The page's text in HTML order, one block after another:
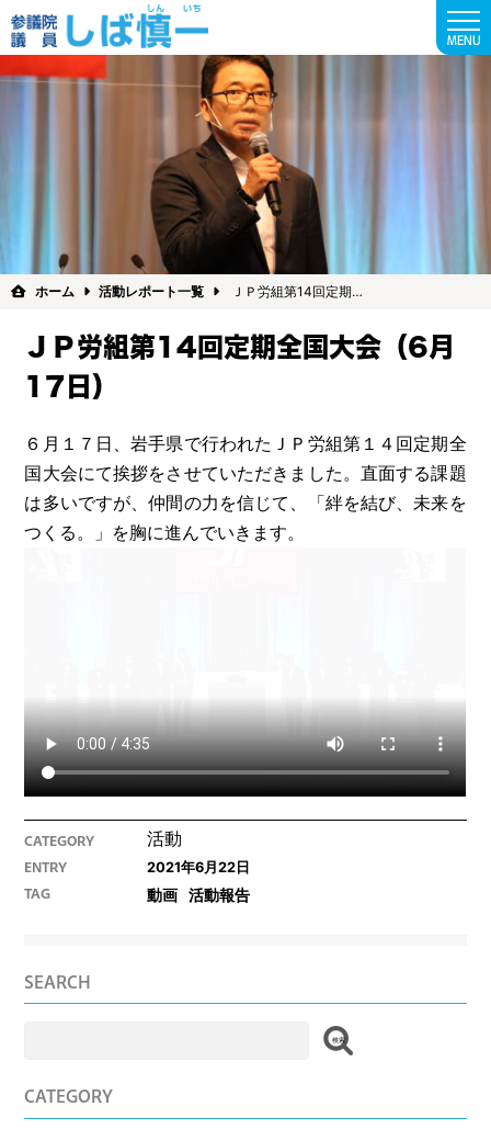
MENU
ホーム 活動レポート一覧 ＪＰ労組第14回定期…
ＪＰ労組第14回定期全国大会（6月
17日）
６月１７日、岩手県で行われたＪＰ労組第１４回定期全
国大会にて挨拶をさせていただきました。直面する課題
は多いですが、仲間の力を信じて、「絆を結び、未来を
つくる。」を胸に進んでいきます。
CATEGORY 活動
ENTRY 2021年6月22日
TAG 動画 活動報告
SEARCH
CATEGORY